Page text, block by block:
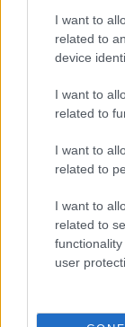
I want to
related to
device
I want to
related to
I want to
related to
I want to
related to
user
2025.08.25.
országgyűlési
azonban egy
lakos spontán